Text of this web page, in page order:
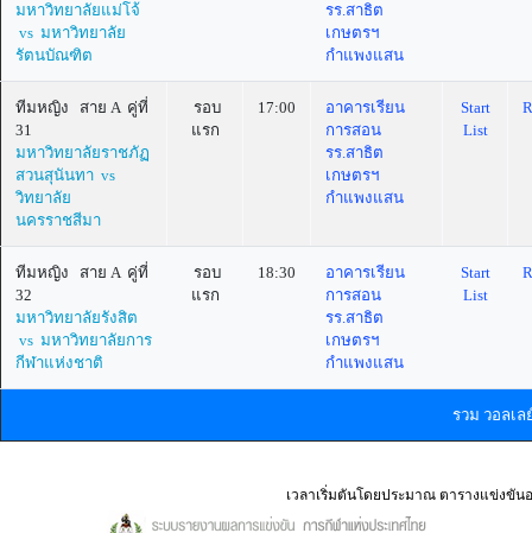
มหาวิทยาลัยแม่โจ้
vs มหาวิทยาลัย
รัตนบัณฑิต
รร.สาธิต
เกษตรฯ
กำแพงแสน
ทีมหญิง สาย A คู่ที่
31
มหาวิทยาลัยราชภัฏ
สวนสุนันทา vs
วิทยาลัย
นครราชสีมา
รอบ
แรก
17:00
อาคารเรียน
การสอน
รร.สาธิต
เกษตรฯ
กำแพงแสน
Start
List
ทีมหญิง สาย A คู่ที่
32
มหาวิทยาลัยรังสิต
vs มหาวิทยาลัยการ
กีฬาแห่งชาติ
รอบ
แรก
18:30
อาคารเรียน
การสอน
รร.สาธิต
เกษตรฯ
กำแพงแสน
Start
List
รวม วอลเ
เวลาเริ่มตันโดยประมาณ ตารางแข่งขัน